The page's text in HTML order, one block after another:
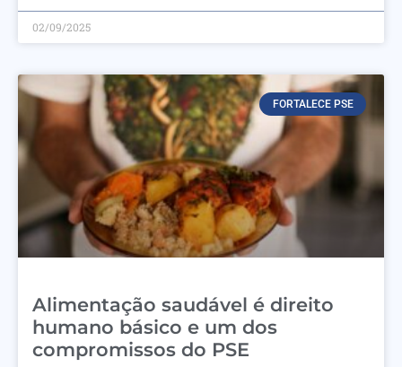
02/09/2025
FORTALECE PSE
Alimentação saudável é direito
humano básico e um dos
compromissos do PSE